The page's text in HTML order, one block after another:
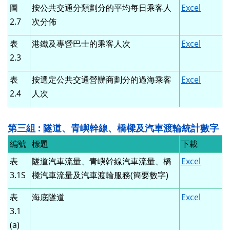
圖
2.7
按公共交通分類劃分的平均每日乘客人
次分佈
Excel
表
2.3
港鐵及專營巴士的乘客人次 Excel
表
2.4
按選定公共交通營辦商劃分的過海乘客
人次
Excel
第三組 : 隧道、青嶼幹線、橋樑及汽車渡輪統計數字
編號 標題
下載
表
3.1S
隧道汽車流量、青嶼幹線汽車流量、橋
樑汽車流量及汽車渡輪服務(簡要數字)
Excel
表
3.1
(a)
海底隧道 Excel